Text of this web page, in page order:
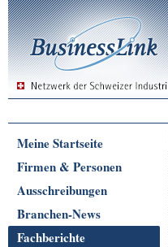
Meine Startseite
Firmen & Personen
Ausschreibungen
Branchen-News
Fachberichte